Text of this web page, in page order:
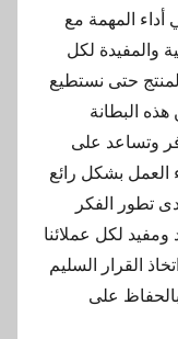
أداء المهمة مع
والمفيدة لكل
حتى نستطيع
البطانة
وتساعد على
العمل بشكل رائع
تطور الفكر
ومفيد لكل عملائنا
القرار السليم
على